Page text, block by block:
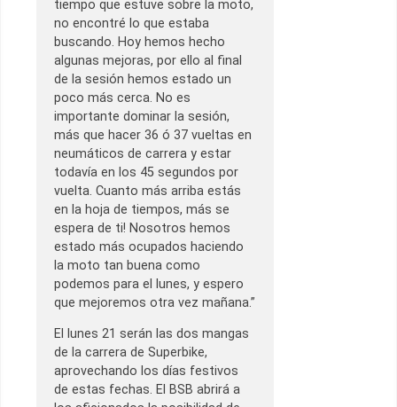
tiempo que estuve sobre la moto,
no encontré lo que estaba
buscando. Hoy hemos hecho
algunas mejoras, por ello al final
de la sesión hemos estado un
poco más cerca. No es
importante dominar la sesión,
más que hacer 36 ó 37 vueltas en
neumáticos de carrera y estar
todavía en los 45 segundos por
vuelta. Cuanto más arriba estás
en la hoja de tiempos, más se
espera de ti! Nosotros hemos
estado más ocupados haciendo
la moto tan buena como
podemos para el lunes, y espero
que mejoremos otra vez mañana.”
El lunes 21 serán las dos mangas
de la carrera de Superbike,
aprovechando los días festivos
de estas fechas. El BSB abrirá a